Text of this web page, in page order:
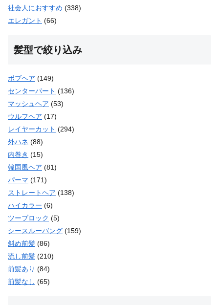
社会人におすすめ (338)
エレガント (66)
髪型で絞り込み
ボブヘア (149)
センターパート (136)
マッシュヘア (53)
ウルフヘア (17)
レイヤーカット (294)
外ハネ (88)
内巻き (15)
韓国風ヘア (81)
パーマ (171)
ストレートヘア (138)
ハイカラー (6)
ツーブロック (5)
シースルーバング (159)
斜め前髪 (86)
流し前髪 (210)
前髪あり (84)
前髪なし (65)